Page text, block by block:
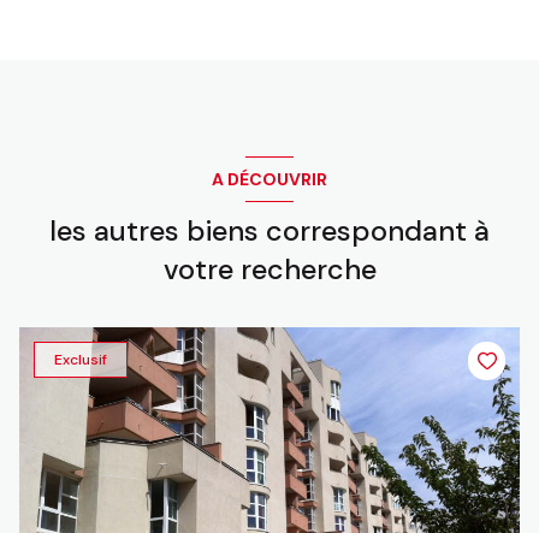
A DÉCOUVRIR
les autres biens correspondant à
votre recherche
Exclusif